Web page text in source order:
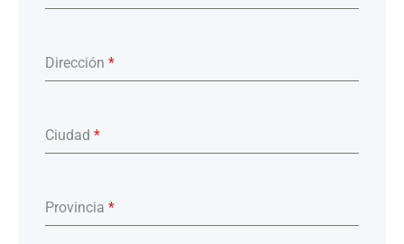
Dirección *
Ciudad *
Provincia *